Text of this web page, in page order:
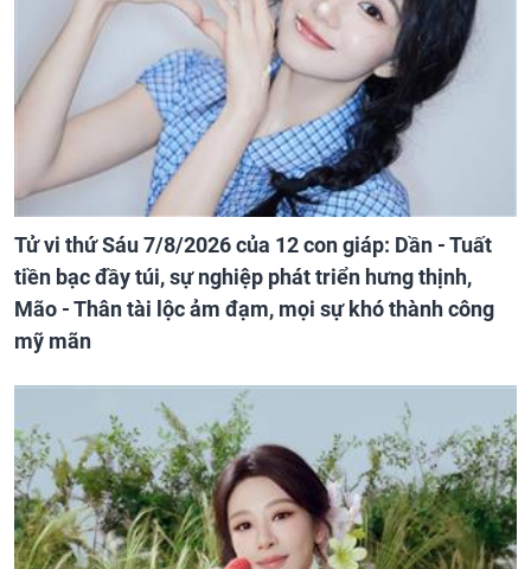
Tử vi thứ Sáu 7/8/2026 của 12 con giáp: Dần - Tuất
tiền bạc đầy túi, sự nghiệp phát triển hưng thịnh,
Mão - Thân tài lộc ảm đạm, mọi sự khó thành công
mỹ mãn